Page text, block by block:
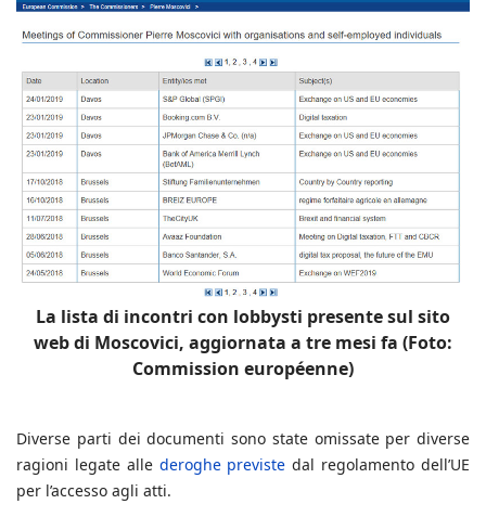
La lista di incontri con lobbysti presente sul sito
web di Moscovici, aggiornata a tre mesi fa (Foto:
Commission européenne)
Diverse parti dei documenti sono state omissate per diverse
ragioni legate allederoghe previstedal regolamento dell’UE
per l’accesso agli atti.